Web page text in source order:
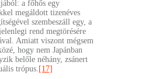
a főhős egy
megáldott tizenéves
szembeszáll egy, a
rend megtörésére
Amiatt viszont mégsem
hogy nem Japánban
belőle néhány, zsánert
trópus. [17]